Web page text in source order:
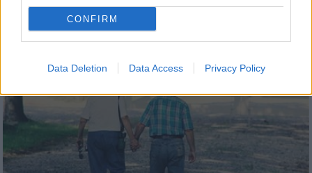
CONFIRM
Data Deletion Data Access Privacy Policy
Βόλου